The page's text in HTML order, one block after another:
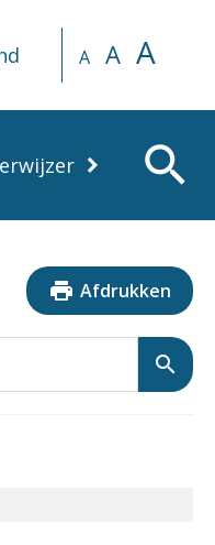
A A A
search
print Afdrukken
search